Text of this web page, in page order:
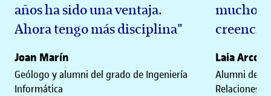
años ha sido una ventaja.
Ahora tengo más disciplina"
Joan Marín
Geólogo y alumni del grado de Ingeniería
Informática
mucho a
Laia
Alumni de la
Relaciones